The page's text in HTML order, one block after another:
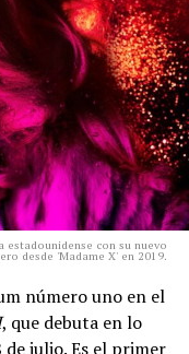
con su nuevo
desde 'Madame X' en 2019.
número uno en el
, que debuta en lo
julio. Es el primer